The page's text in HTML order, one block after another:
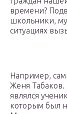
времени?
школьники,
ситуациях
Например,
Женя
являлся
которым был